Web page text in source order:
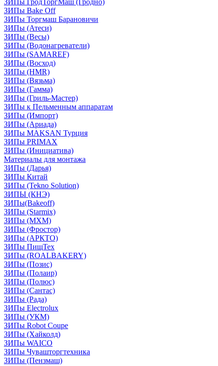
ЗИПы ГродТоргМаш (Гродно)
ЗИПы Bake Off
ЗИПы Торгмаш Барановичи
ЗИПы (Атеси)
ЗИПы (Весы)
ЗИПы (Водонагреватели)
ЗИПы (SAMAREF)
ЗИПы (Восход)
ЗИПы (HMR)
ЗИПы (Вязьма)
ЗИПы (Гамма)
ЗИПы (Гриль-Мастер)
ЗИПы к Пельменным аппаратам
ЗИПы (Импорт)
ЗИПы (Ариада)
ЗИПы MAKSAN Турция
ЗИПы PRIMAX
ЗИПы (Инициатива)
Материалы для монтажа
ЗИПы (Дарья)
ЗИПы Китай
ЗИПы (Tekno Solution)
ЗИПЫ (КНЭ)
ЗИПы(Bakeoff)
ЗИПы (Starmix)
ЗИПы (МХМ)
ЗИПы (Фростор)
ЗИПы (АРКТО)
ЗИПы ПищТех
ЗИПы (ROALBAKERY)
ЗИПы (Позис)
ЗИПы (Полаир)
ЗИПы (Полюс)
ЗИПы (Сантас)
ЗИПы (Рада)
ЗИПы Electrolux
ЗИПы (УКМ)
ЗИПы Robot Coupe
ЗИПы (Хайколд)
ЗИПы WAICO
ЗИПы Чувашторгтехника
ЗИПы (Пензмаш)